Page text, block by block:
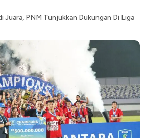
Juara, PNM Tunjukkan Dukungan Di Liga